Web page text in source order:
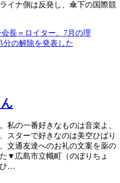
イナ側は反発し、傘下の国際競
私の一番好きなものは音楽よ、
スターで好きなのは美空ひばり
文通友達へのお礼の文案を薬の
▼広島市立幟町（のぼりちょ
ひ…